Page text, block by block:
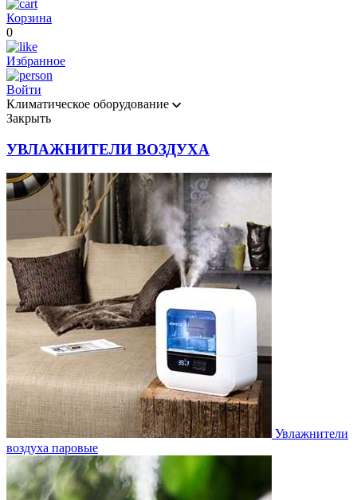
Корзина
0
Избранное
Войти
Климатическое оборудование
Закрыть
УВЛАЖНИТЕЛИ ВОЗДУХА
Увлажнители
воздуха паровые